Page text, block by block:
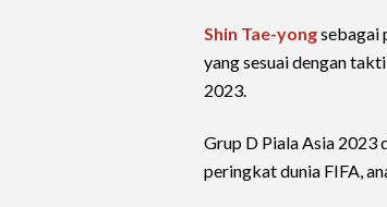
Shin Tae-yongsebagai
yang sesuai dengan
2023.
Grup D Piala Asia 2023
peringkat dunia FIFA,